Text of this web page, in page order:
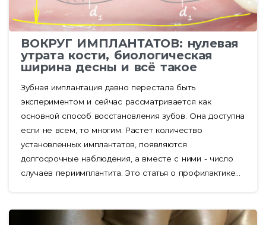
ВОКРУГ ИМПЛАНТАТОВ: нулевая
утрата кости, биологическая
ширина десны и всё такое
Зубная имплантация давно перестала быть
экспериментом и сейчас рассматривается как
основной способ восстановления зубов. Она доступна
если не всем, то многим. Растет количество
установленных имплантатов, появляются
долгосрочные наблюдения, а вместе с ними - число
случаев периимплантита. Это статья о профилактике...